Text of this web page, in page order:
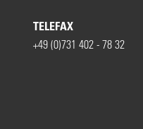
TELEFAX
+49 (0)731 402 - 78 32